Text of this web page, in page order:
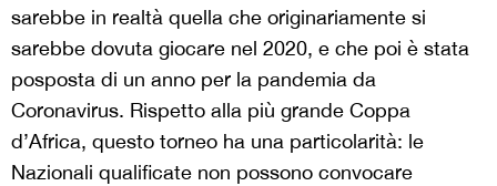
sarebbe in realtà quella che originariamente si
sarebbe dovuta giocare nel 2020, e che poi è stata
posposta di un anno per la pandemia da
Coronavirus. Rispetto alla più grande Coppa
d’Africa, questo torneo ha una particolarità: le
Nazionali qualificate non possono convocare